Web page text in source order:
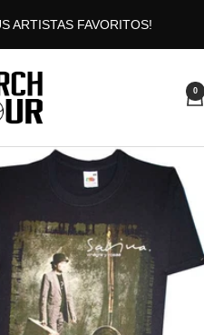
ARTISTAS FAVORITOS!
0